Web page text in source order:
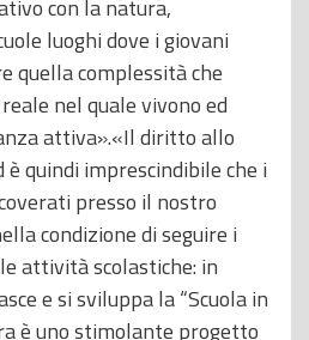
con la natura,
luoghi dove i giovani
quella complessità che
nel quale vivono ed
attiva».«Il diritto allo
quindi imprescindibile che i
presso il nostro
condizione di seguire i
attività scolastiche: in
e si sviluppa la “Scuola in
è uno stimolante progetto